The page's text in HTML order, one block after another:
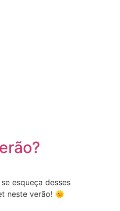
esqueça desses
neste verão! 🌞